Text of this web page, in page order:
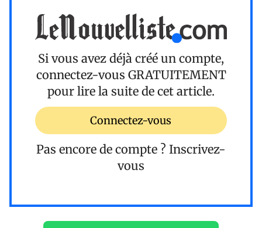
Si vous avez déjà créé un compte,
connectez-vous GRATUITEMENT
pour lire la suite de cet article.
Connectez-vous
Pas encore de compte ? Inscrivez-
vous